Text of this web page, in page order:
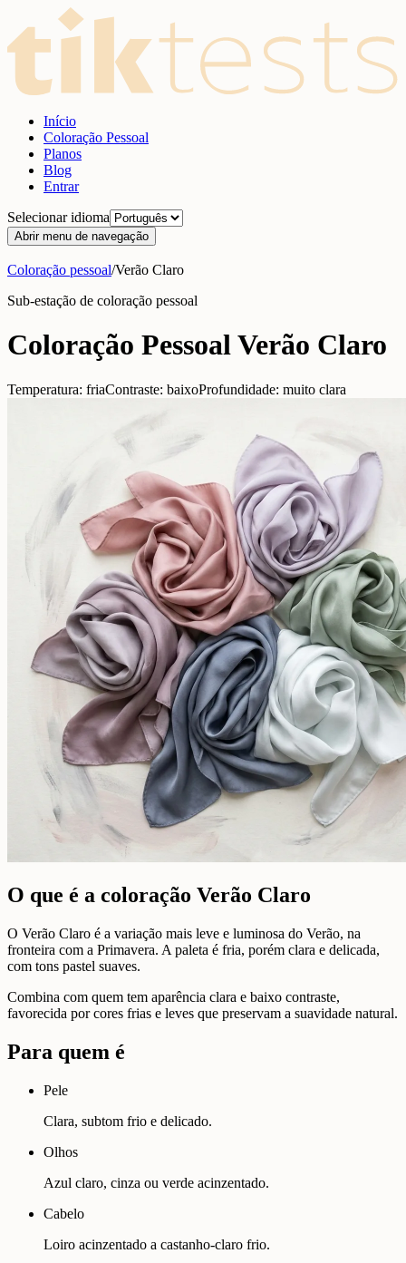
Início
Coloração Pessoal
Planos
Blog
Entrar
Selecionar idioma
Abrir menu de navegação
Coloração pessoal/Verão Claro
Sub-estação de coloração pessoal
Coloração Pessoal Verão Claro
Temperatura: friaContraste: baixoProfundidade: muito clara
O que é a coloração Verão Claro
O Verão Claro é a variação mais leve e luminosa do Verão, na
fronteira com a Primavera. A paleta é fria, porém clara e delicada,
com tons pastel suaves.
Combina com quem tem aparência clara e baixo contraste,
favorecida por cores frias e leves que preservam a suavidade natural.
Para quem é
Pele
Clara, subtom frio e delicado.
Olhos
Azul claro, cinza ou verde acinzentado.
Cabelo
Loiro acinzentado a castanho-claro frio.